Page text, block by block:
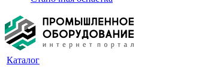
Каталог